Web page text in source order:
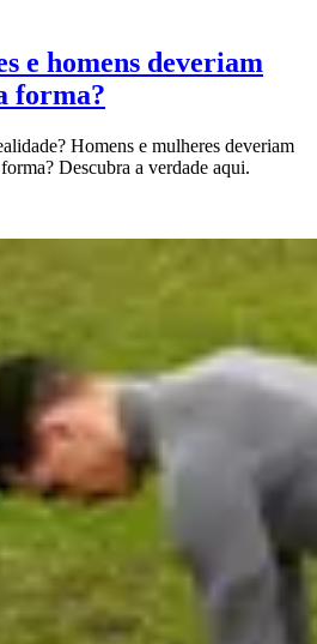
e homens deveriam
forma?
Homens e mulheres deveriam
Descubra a verdade aqui.